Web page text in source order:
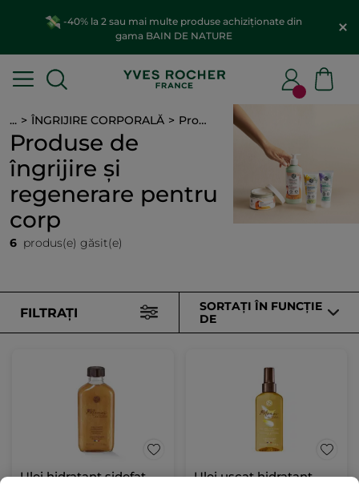
-40% la 2 sau mai multe produse achiziționate din
gama BAIN DE NATURE
... ÎNGRIJIRE CORPORALĂ Produse de îngrijire și regenerare pentru corp
Produse de
îngrijire și
regenerare pentru
corp
6 produs(e) găsit(e)
FILTRAȚI
SORTAȚI ÎN FUNCȚIE
DE
Ulei hidratant sidefat
Ulei uscat hidratant